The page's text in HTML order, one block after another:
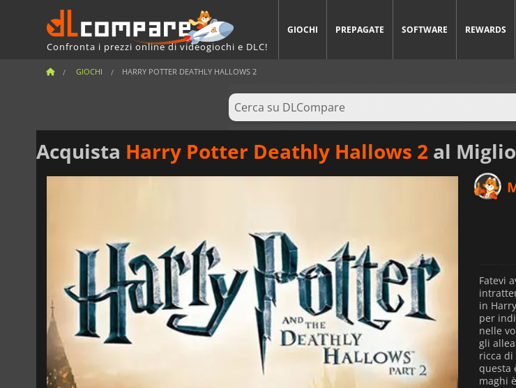
Confronta i prezzi online di videogiochi e DLC!
GIOCHI PREPAGATE SOFTWARE REWARDS
GIOCHI HARRY POTTER DEATHLY HALLOWS 2
Acquista Harry Potter Deathly Hallows 2 al
Fatevi
in
per
nelle
gli
ricca
questa
maghi